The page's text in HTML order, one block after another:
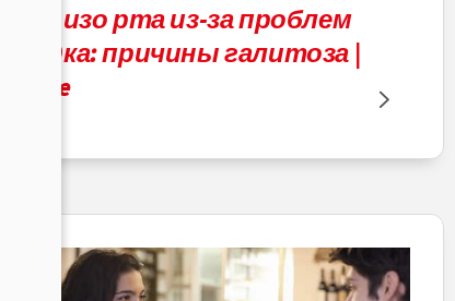
Запах изо рта из-за проблем
желудка: причины галитоза |
Colgate